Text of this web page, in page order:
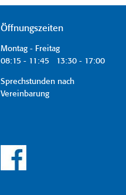
Öffnungszeiten
Montag - Freitag
08:15 - 11:45 13:30 - 17:00
Sprechstunden nach
Vereinbarung